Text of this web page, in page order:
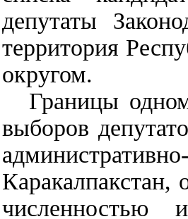
депутаты
территория
округом.
Границы
выборов
Каракалпакстан,
численностью